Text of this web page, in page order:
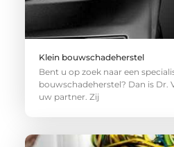
Klein bouwschadeherstel
Bent u op zoek naar een
bouwschadeherstel? Dan is Dr.
uw partner. Zij